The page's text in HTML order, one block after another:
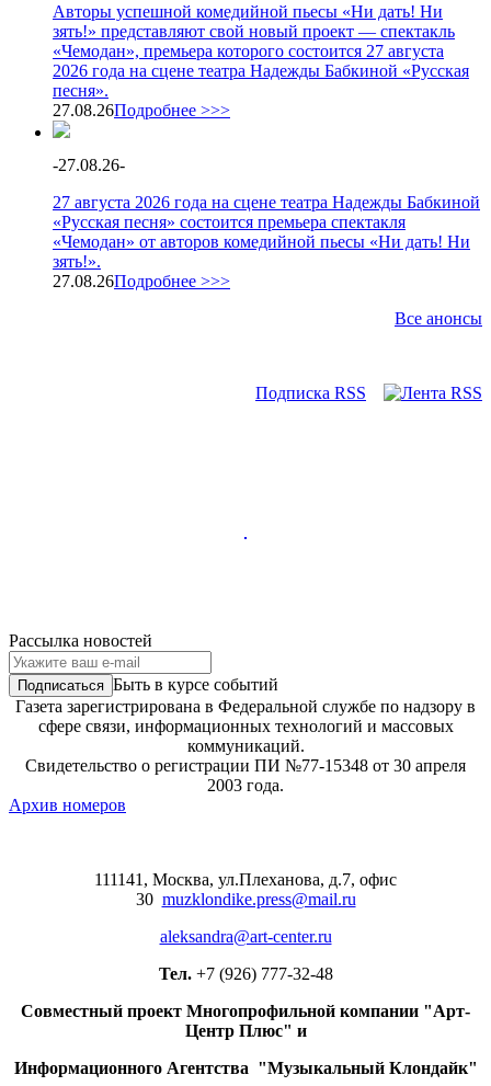
Авторы успешной комедийной пьесы «Ни дать! Ни
зять!» представляют свой новый проект — спектакль
«Чемодан», премьера которого состоится 27 августа
2026 года на сцене театра Надежды Бабкиной «Русская
песня».
27.08.26Подробнее >>>
-27.08.26-
27 августа 2026 года на сцене театра Надежды Бабкиной
«Русская песня» состоится премьера спектакля
«Чемодан» от авторов комедийной пьесы «Ни дать! Ни
зять!».
27.08.26Подробнее >>>
Все анонсы
Подписка RSS
Рассылка новостей
Быть в курсе событий
Газета зарегистрирована в Федеральной службе по надзору в
сфере связи, информационных технологий и массовых
коммуникаций.
Свидетельство о регистрации ПИ №77-15348 от 30 апреля
2003 года.
Архив номеров
111141, Москва, ул.Плеханова, д.7, офис
30 muzklondike.press@mail.ru
aleksandra@art-center.ru
Тел. +7 (926) 777-32-48
Совместный проект Многопрофильной компании "Арт-
Центр Плюс" и
Информационного Агентства "Музыкальный Клондайк"